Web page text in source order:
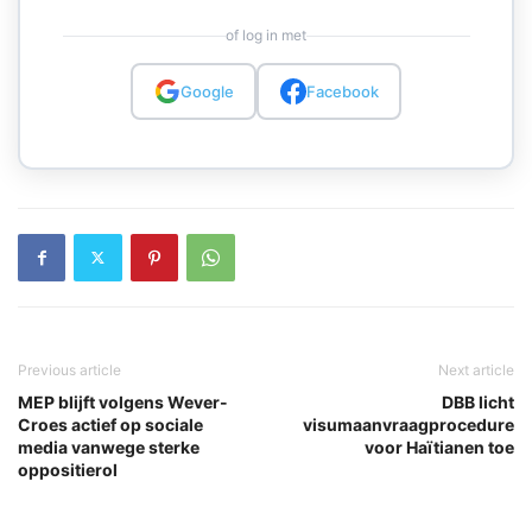
of log in met
Google Facebook
Previous article
MEP blijft volgens Wever-
Croes actief op sociale
media vanwege sterke
oppositierol
Next article
DBB licht
visumaanvraagprocedure
voor Haïtianen toe